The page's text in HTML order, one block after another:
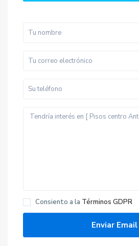
Consiento a la Términos GDPR